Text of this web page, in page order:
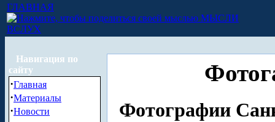
ГЛАВНАЯ
МЫСЛИ
ВСЛУХ
Навигация по
сайту
·Главная
·Материалы
·Новости Фотографии